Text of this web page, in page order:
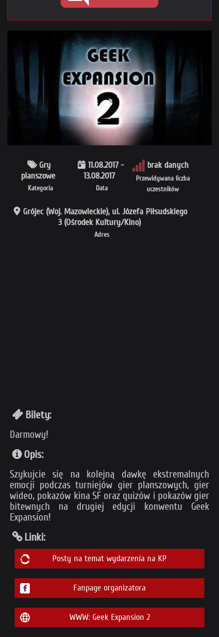
Kategoria
Gry
planszowe
Data
11.08.2017 -
13.08.2017
Przewidywana liczba
uczestników
brak danych
Adres
Grójec (Woj. Mazowieckie), ul. Józefa Piłsudskiego
3 (Ośrodek Kultury/Kino)
Bilety:
Darmowy!
Opis:
Szykujcie się na kolejną dawkę ekstremalnych
emocji podczas turniejów gier planszowych, gier
wideo, pokazów kina SF oraz quizów i pokazów gier
bitewnych na drugiej edycji konwentu Geek
Expansion!
Linki:
Posty na temat wydarzenia na KP
Fanpage organizatora
WWW: Geek Expansion 2